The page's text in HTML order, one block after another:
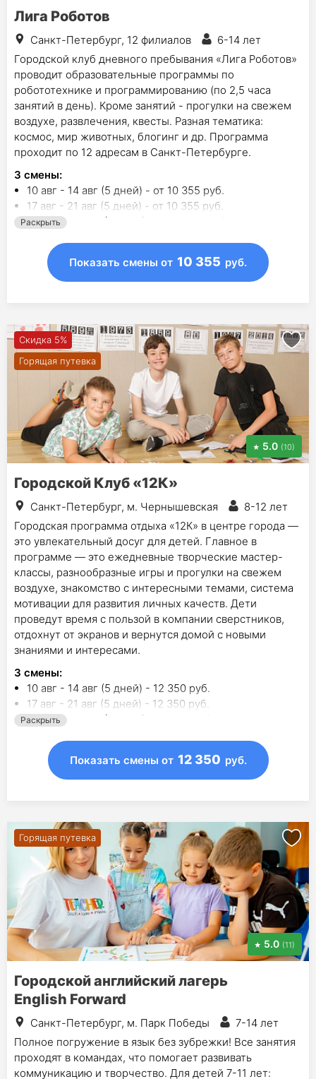
Лига Роботов
Санкт-Петербург, 12 филиалов
6-14 лет
Городской клуб дневного пребывания «Лига Роботов»
проводит образовательные программы по
робототехнике и программированию (по 2,5 часа
занятий в день). Кроме занятий - прогулки на свежем
воздухе, развлечения, квесты. Разная тематика:
космос, мир животных, блогинг и др. Программа
проходит по 12 адресам в Санкт-Петербурге.
3 смены:
10 авг - 14 авг (5 дней) - от 10 355 руб.
17 авг - 21 авг (5 дней) - от 10 355 руб.
24 авг - 28 авг (5 дней) - от 10 355 руб.
Раскрыть
Показать смены от 10 355 руб.
Скидка 5%
Горящая путевка
5.0 (10)
Городской Клуб «12К»
Санкт-Петербург, м. Чернышевская
8-12 лет
Городская программа отдыха «12К» в центре города —
это увлекательный досуг для детей. Главное в
программе — это ежедневные творческие мастер-
классы, разнообразные игры и прогулки на свежем
воздухе, знакомство с интересными темами, система
мотивации для развития личных качеств. Дети
проведут время с пользой в компании сверстников,
отдохнут от экранов и вернутся домой с новыми
знаниями и интересами.
3 смены:
10 авг - 14 авг (5 дней) - 12 350 руб.
17 авг - 21 авг (5 дней) - 12 350 руб.
24 авг - 28 авг (5 дней) - 12 350 руб.
Раскрыть
Показать смены от 12 350 руб.
Горящая путевка
5.0 (11)
Городской английский лагерь
English Forward
Санкт-Петербург, м. Парк Победы
7-14 лет
Полное погружение в язык без зубрежки! Все занятия
проходят в командах, что помогает развивать
коммуникацию и творчество. Для детей 7-11 лет: